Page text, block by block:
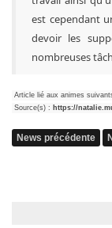
est cependant
devoir les
nombreuses
Article lié aux animes
Source(s) : https://
News précédente